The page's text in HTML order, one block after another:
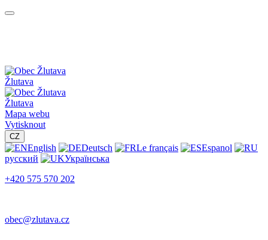
Žlutava
Žlutava
Mapa webu
Vytisknout
CZ
English Deutsch Le français
Espanol
русский
Українська
+420 575 570 202
obec@zlutava.cz